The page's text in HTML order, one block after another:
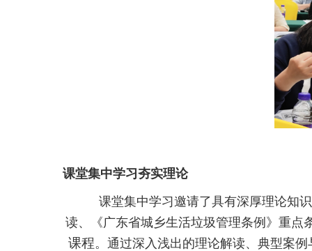
课堂集中学习夯实理论
课堂集中学习邀请了具有深厚理论知
读、《广东省城乡生活垃圾管理条例》重点
课程。通过深入浅出的理论解读、典型案